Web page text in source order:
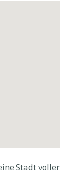
Stadt voller